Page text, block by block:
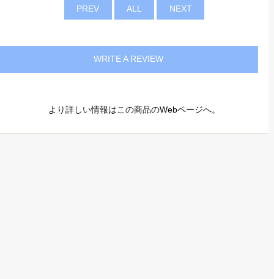
PREV ALL NEXT
WRITE A REVIEW
より詳しい情報はこの商品のWebページへ。